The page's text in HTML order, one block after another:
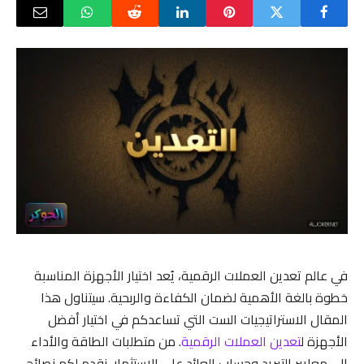
في عالم تعدين العملات الرقمية، يُعد اختيار الأجهزة المناسبة
خطوة بالغة الأهمية لضمان الكفاءة والربحية. سيتناول هذا
المقال الاستراتيجيات الست التي تساعدكم في اختيار أفضل
الأجهزة لتعدين العملات الرقمية. من متطلبات الطاقة والأداء